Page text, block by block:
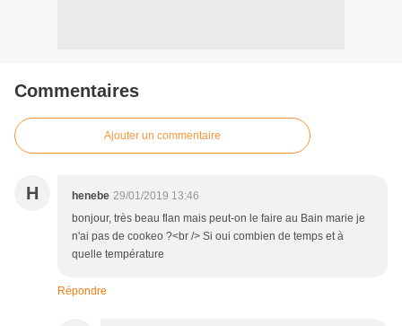
Commentaires
Ajouter un commentaire
H henebe 29/01/2019 13:46
bonjour, très beau flan mais peut-on le faire au Bain marie je
n'ai pas de cookeo ?<br /> Si oui combien de temps et à
quelle température
Répondre